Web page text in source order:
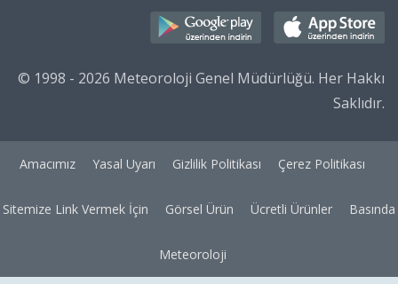
© 1998 - 2026 Meteoroloji Genel Müdürlüğü. Her Hakkı
Saklıdır.
Amacımız Yasal Uyarı Gizlilik Politikası Çerez Politikası
Sitemize Link Vermek İçin Görsel Ürün Ücretli Ürünler Basında
Meteoroloji